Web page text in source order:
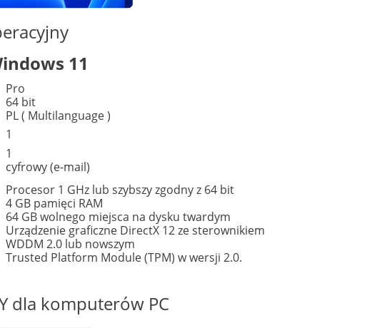
11
Pro
64 bit
PL ( Multilanguage )
1
1
cyfrowy (e-mail)
Procesor 1 GHz lub szybszy zgodny z 64 bit
4 GB pamięci RAM
64 GB wolnego miejsca na dysku twardym
Urządzenie graficzne DirectX 12 ze sterownikiem
WDDM 2.0 lub nowszym
Trusted Platform Module (TPM) w wersji 2.0.
dla komputerów PC